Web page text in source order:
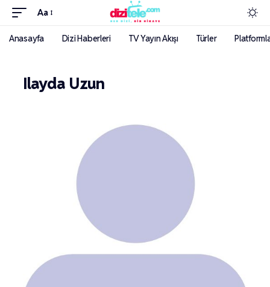
Aa
Anasayfa Dizi Haberleri TV Yayın Akışı Türler
Ilayda Uzun